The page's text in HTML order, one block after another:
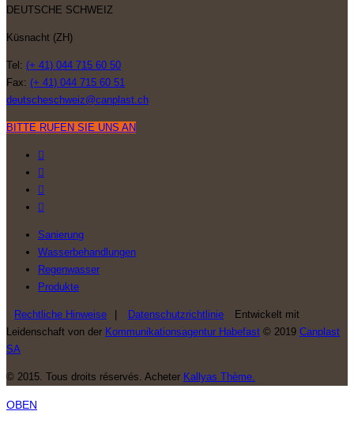
DEUTSCHE SCHWEIZ
Küsnacht (ZH)
Tel: (+ 41) 044 715 60 50
Fax: (+ 41) 044 715 60 51
deutscheschweiz@canplast.ch
BITTE RUFEN SIE UNS AN
Sanierung
Wasserbehandlungen
Regenwasser
Produkte
Rechtliche Hinweise | Datenschutzrichtlinie
Entwickelt mit
Leidenschaft von der Kommunikationsagentur Habefast © 2019 Canplast
SA
© 2015. Tous droits réservés. Acheter Kallyas Thème.
OBEN